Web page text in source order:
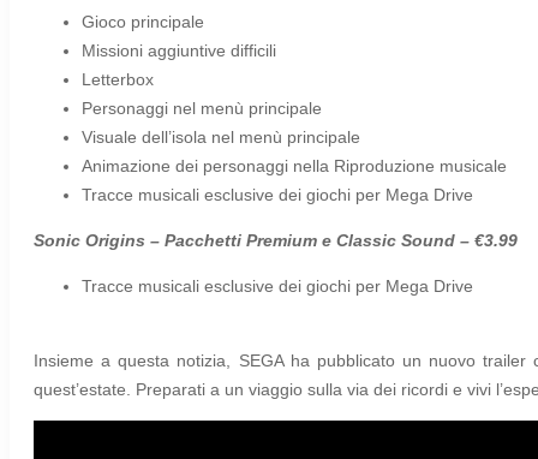
Gioco principale
Missioni aggiuntive difficili
Letterbox
Personaggi nel menù principale
Visuale dell’isola nel menù principale
Animazione dei personaggi nella Riproduzione musicale
Tracce musicali esclusive dei giochi per Mega Drive
Sonic Origins – Pacchetti Premium e Classic Sound – €3.99
Tracce musicali esclusive dei giochi per Mega Drive
Insieme a questa notizia, SEGA ha pubblicato un nuovo
quest’estate. Preparati a un viaggio sulla via dei ricordi e vivi